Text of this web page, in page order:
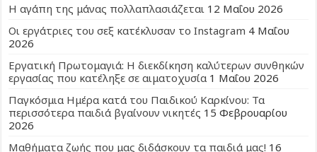
Η αγάπη της μάνας πολλαπλασιάζεται 12 Μαΐου 2026
Οι εργάτριες του σεξ κατέκλυσαν το Instagram 4 Μαΐου
2026
Εργατική Πρωτομαγιά: Η διεκδίκηση καλύτερων συνθηκών
εργασίας που κατέληξε σε αιματοχυσία 1 Μαΐου 2026
Παγκόσμια Ημέρα κατά του Παιδικού Καρκίνου: Τα
περισσότερα παιδιά βγαίνουν νικητές 15 Φεβρουαρίου
2026
Μαθήματα ζωής που μας διδάσκουν τα παιδιά μας! 16